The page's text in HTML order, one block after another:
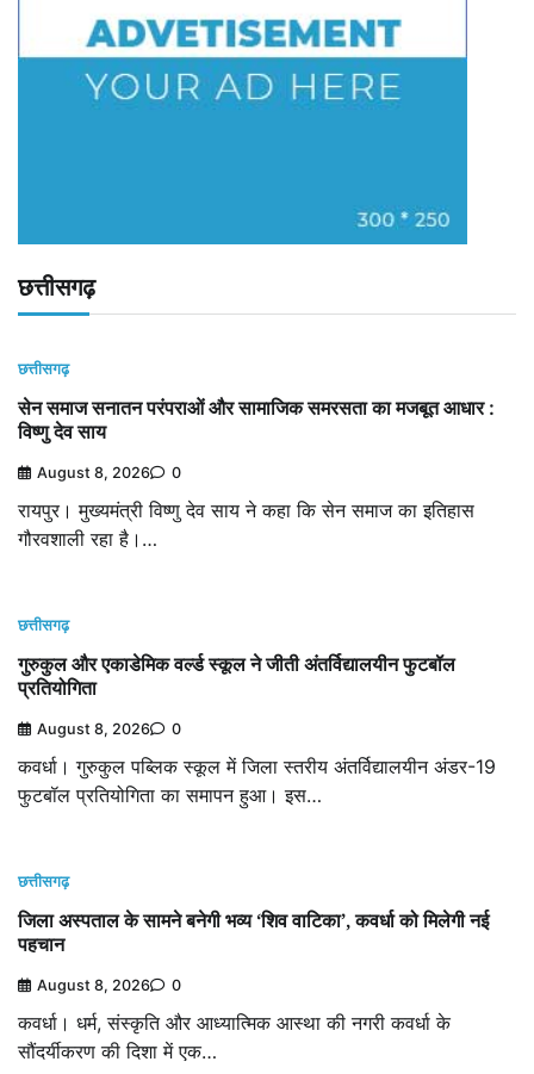
छत्तीसगढ़
छत्तीसगढ़
सेन समाज सनातन परंपराओं और सामाजिक समरसता का मजबूत आधार :
विष्णु देव साय
August 8, 2026 0
रायपुर। मुख्यमंत्री विष्णु देव साय ने कहा कि सेन समाज का इतिहास
गौरवशाली रहा है।…
छत्तीसगढ़
गुरुकुल और एकाडेमिक वर्ल्ड स्कूल ने जीती अंतर्विद्यालयीन फुटबॉल
प्रतियोगिता
August 8, 2026 0
कवर्धा। गुरुकुल पब्लिक स्कूल में जिला स्तरीय अंतर्विद्यालयीन अंडर-19
फुटबॉल प्रतियोगिता का समापन हुआ। इस…
छत्तीसगढ़
जिला अस्पताल के सामने बनेगी भव्य ‘शिव वाटिका’, कवर्धा को मिलेगी नई
पहचान
August 8, 2026 0
कवर्धा। धर्म, संस्कृति और आध्यात्मिक आस्था की नगरी कवर्धा के
सौंदर्यीकरण की दिशा में एक…